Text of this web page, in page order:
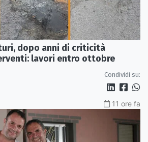
dopo anni di criticità
lavori entro ottobre
Condividi su:
11 ore fa